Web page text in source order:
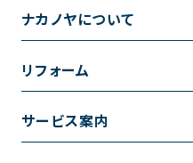
ナカノヤについて
事業内容
採用情報
リフォーム
トイレのリフォーム
サービス案内